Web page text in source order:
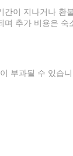
이 지나거나 환
추가 비용은 숙
부과될 수 있습